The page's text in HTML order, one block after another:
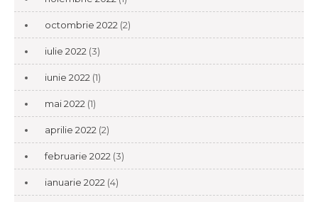
octombrie 2022 (2)
iulie 2022 (3)
iunie 2022 (1)
mai 2022 (1)
aprilie 2022 (2)
februarie 2022 (3)
ianuarie 2022 (4)